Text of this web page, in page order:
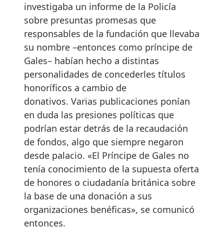
investigaba un informe de la Policía
sobre presuntas promesas que
responsables de la fundación que llevaba
su nombre –entonces como príncipe de
Gales– habían hecho a distintas
personalidades de concederles títulos
honoríficos a cambio de
donativos. Varias publicaciones ponían
en duda las presiones políticas que
podrían estar detrás de la recaudación
de fondos, algo que siempre negaron
desde palacio. «El Príncipe de Gales no
tenía conocimiento de la supuesta oferta
de honores o ciudadanía británica sobre
la base de una donación a sus
organizaciones benéficas», se comunicó
entonces.